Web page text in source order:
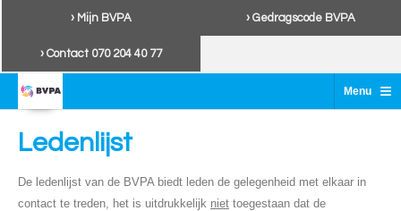
› Mijn BVPA › Gedragscode BVPA
› Contact 070 204 40 77
Menu ≡
Ledenlijst
De ledenlijst van de BVPA biedt leden de gelegenheid met elkaar in
contact te treden, het is uitdrukkelijk niet toegestaan dat de